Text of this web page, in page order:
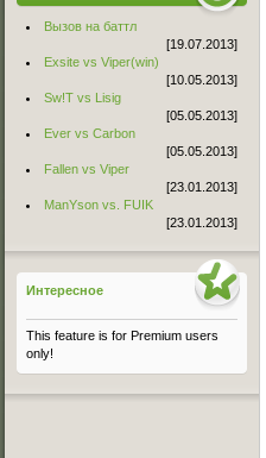
Вызов на баттл
[19.07.2013]
Exsite vs Viper(win)
[10.05.2013]
Sw!T vs Lisig
[05.05.2013]
Ever vs Carbon
[05.05.2013]
Fallen vs Viper
[23.01.2013]
ManYson vs. FUIK
[23.01.2013]
Интересное
This feature is for Premium users
only!